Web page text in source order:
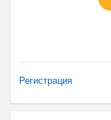
Регистрация